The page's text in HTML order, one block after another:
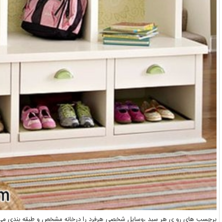
برچسب های رو ی هر سبد ،وسایل شخصی هرفرد را درخانه مشخص و طبقه بندی